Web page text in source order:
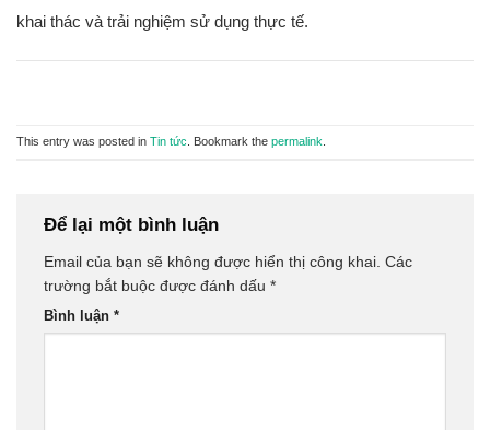
khai thác và trải nghiệm sử dụng thực tế.
This entry was posted in Tin tức . Bookmark the permalink
Để lại một bình luận
Email của bạn sẽ không được hiển thị công khai. Các
trường bắt buộc được đánh dấu *
Bình luận *